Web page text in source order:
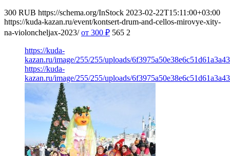
300 RUB https://schema.org/InStock 2023-02-22T15:11:00+03:00
https://kuda-kazan.ru/event/kontsert-drum-and-cellos-mirovye-xity-
na-violoncheljax-2023/ от 300 ₽ 565 2
https://kuda-
kazan.ru/image/255/255/uploads/
https://kuda-
kazan.ru/image/255/255/uploads/